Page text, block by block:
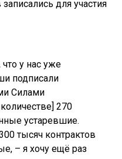
для участия
что у нас уже
подписали
Силами
270
устаревшие.
тысяч контрактов
– я хочу ещё раз